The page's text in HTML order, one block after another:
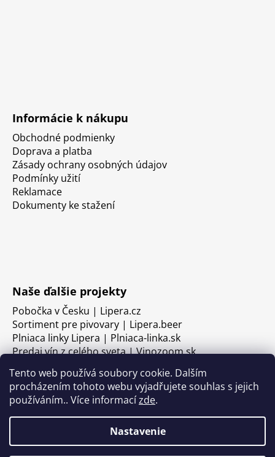
Tento web používá soubory cookie. Dalším
procházením tohoto webu vyjadřujete souhlas s jejich
používáním.. Více informacízde.
Nastavenie
Informácie k nákupu
Obchodné podmienky
Doprava a platba
Zásady ochrany osobných údajov
Podmínky užití
Reklamace
Dokumenty ke stažení
Naše ďalšie projekty
Pobočka v Česku | Lipera.cz
Sortiment pre pivovary | Lipera.beer
Plniaca linky Lipera | Plniaca-linka.sk
Predaj vín z celého sveta | Vinozoom.sk